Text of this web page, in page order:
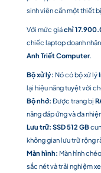
sinh viên cần một thiết
Với mức giáchỉ
chiếc laptop doanh
Anh Triết Computer.
Bộ xử lý: Nó có bộ xử lý
lại hiệu năng tuyệt vời
Bộ nhớ: Được trang bị
năng đáp ứng và đa
Lưu trữ: SSD 512 GB
không gian lưu trữ rộng
Màn hình: Màn hình chéo
sắc nét và trải nghiệm